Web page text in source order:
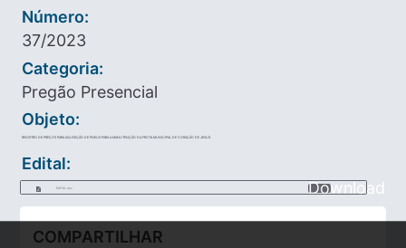
Número:
37/2023
Categoria:
Pregão Presencial
Objeto:
REGISTRO DE PREÇOS PARA AQUISIÇÃO DE PNEUS PARA A MANUTENÇÃO DA FROTA MUNICIPAL DE CORAÇÃO DE JESUS.
Edital:
EDITAL.doc Download
COMPARTILHAR